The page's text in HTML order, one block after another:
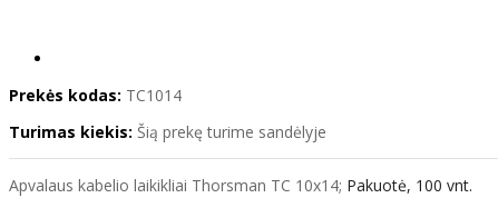
Prekės kodas: TC1014
Turimas kiekis: Šią prekę turime sandėlyje
Apvalaus kabelio laikikliai Thorsman TC 10x14; Pakuotė, 100 vnt.